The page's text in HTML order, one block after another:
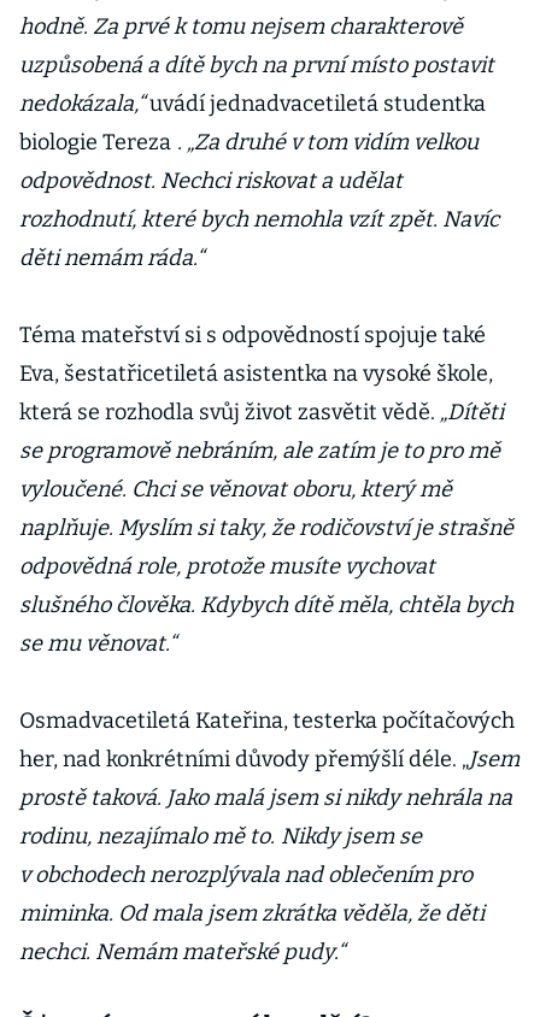
hodně. Za prvé k tomu nejsem charakterově
uzpůsobená a dítě bych na první místo postavit
nedokázala,“uvádí jednadvacetiletá studentka
biologie Tereza . „Za druhé v tom vidím velkou
odpovědnost. Nechci riskovat a udělat
rozhodnutí, které bych nemohla vzít zpět. Navíc
děti nemám ráda.“
Téma mateřství si s odpovědností spojuje také
Eva, šestatřicetiletá asistentka na vysoké škole,
která se rozhodla svůj život zasvětit vědě. „Dítěti
se programově nebráním, ale zatím je to pro mě
vyloučené. Chci se věnovat oboru, který mě
naplňuje. Myslím si taky, že rodičovství je strašně
odpovědná role, protože musíte vychovat
slušného člověka. Kdybych dítě měla, chtěla bych
se mu věnovat.“
Osmadvacetiletá Kateřina, testerka počítačových
her, nad konkrétními důvody přemýšlí déle. „Jsem
prostě taková. Jako malá jsem si nikdy nehrála na
rodinu, nezajímalo mě to. Nikdy jsem se
v obchodech nerozplývala nad oblečením pro
miminka. Od mala jsem zkrátka věděla, že děti
nechci. Nemám mateřské pudy.“